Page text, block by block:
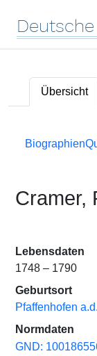
Deutsche
Übersicht
Biographien
Cramer,
Lebensdaten
1748 – 1790
Geburtsort
Pfaffenhofen
Normdaten
GND: